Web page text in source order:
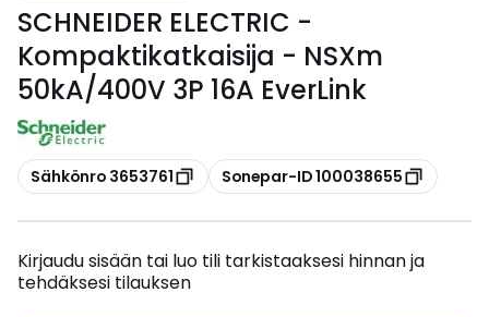
SCHNEIDER ELECTRIC -
Kompaktikatkaisija - NSXm
50kA/400V 3P 16A EverLink
Kopioi
Sähkönro 3653761 Kopioi
Sonepar-ID 100038655
Kirjaudu sisään tai luo tili tarkistaaksesi hinnan ja
tehdäksesi tilauksen